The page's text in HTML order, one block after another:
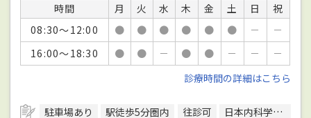
時間 月 火 水 木 金 土 日
祝
08:30～12:00
● ● ● ● ● ● －
－
16:00～18:30
● ● － ● ● － －
－
診療時間の詳細はこちら
駐車場あり 駅徒歩5分圏内 往診可
日本内科学会総合内科専門医